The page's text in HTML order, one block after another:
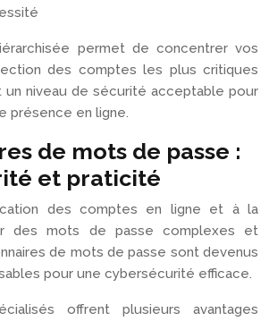
permet de concentrer vos
des comptes les plus critiques
un niveau de sécurité acceptable pour
présence en ligne.
de mots de passe :
et praticité
des comptes en ligne et à la
des mots de passe complexes et
de mots de passe sont devenus
pour une cybersécurité efficace.
offrent plusieurs avantages